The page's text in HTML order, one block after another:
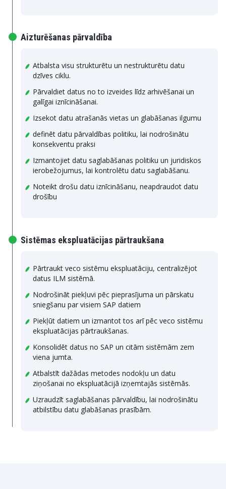
Atbalsta visu strukturētu un nestrukturētu datu
dzīves ciklu.
Pārvaldiet datus no to izveides līdz arhivēšanai un
galīgai iznīcināšanai.
Izsekot datu atrašanās vietas un glabāšanas ilgumu
definēt datu pārvaldības politiku, lai nodrošinātu
konsekventu praksi
Izmantojiet datu saglabāšanas politiku un juridiskos
ierobežojumus, lai kontrolētu datu saglabāšanu.
Noteikt drošu datu iznīcināšanu, neapdraudot datu
drošību
Aizturēšanas pārvaldība
Pārtraukt veco sistēmu ekspluatāciju, centralizējot
datus ILM sistēmā.
Nodrošināt piekļuvi pēc pieprasījuma un pārskatu
sniegšanu par visiem SAP datiem
Piekļūt datiem un izmantot tos arī pēc veco sistēmu
ekspluatācijas pārtraukšanas.
Konsolidēt datus no SAP un citām sistēmām zem
viena jumta.
Atbalstīt dažādas metodes nodokļu un datu
ziņošanai no ekspluatācijā izņemtajās sistēmās.
Uzraudzīt saglabāšanas pārvaldību, lai nodrošinātu
atbilstību datu glabāšanas prasībām.
Sistēmas ekspluatācijas pārtraukšana